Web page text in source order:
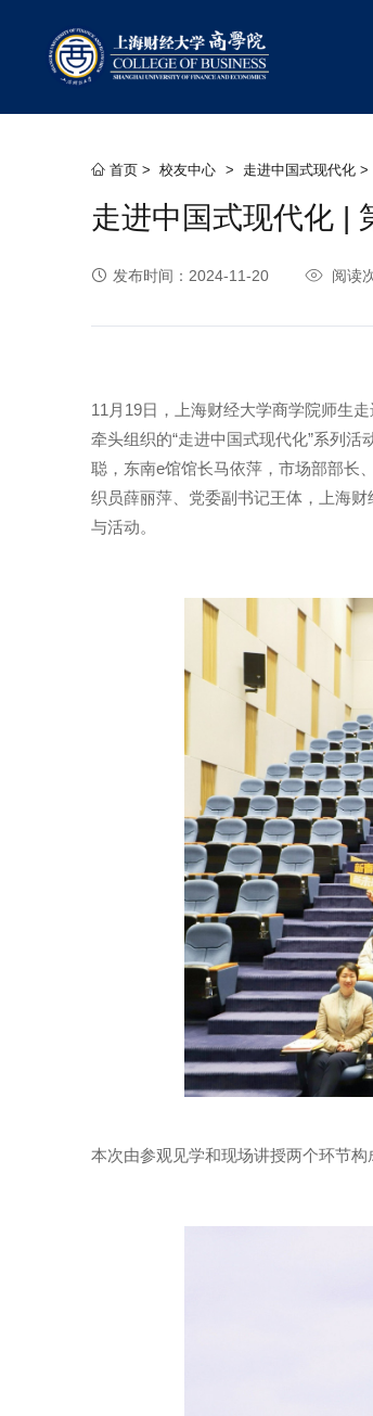
首页 > 校友中心 > 走进中国式现代化 >
走进中国式现代化 |
发布时间：2024-11-20 阅读
11月19日，上海财经大学商学院师生
牵头组织的“走进中国式现代化”系列
聪，东南e馆馆长马依萍，市场部部长
织员薛丽萍、党委副书记王体，上海
与活动。
本次由参观见学和现场讲授两个环节构